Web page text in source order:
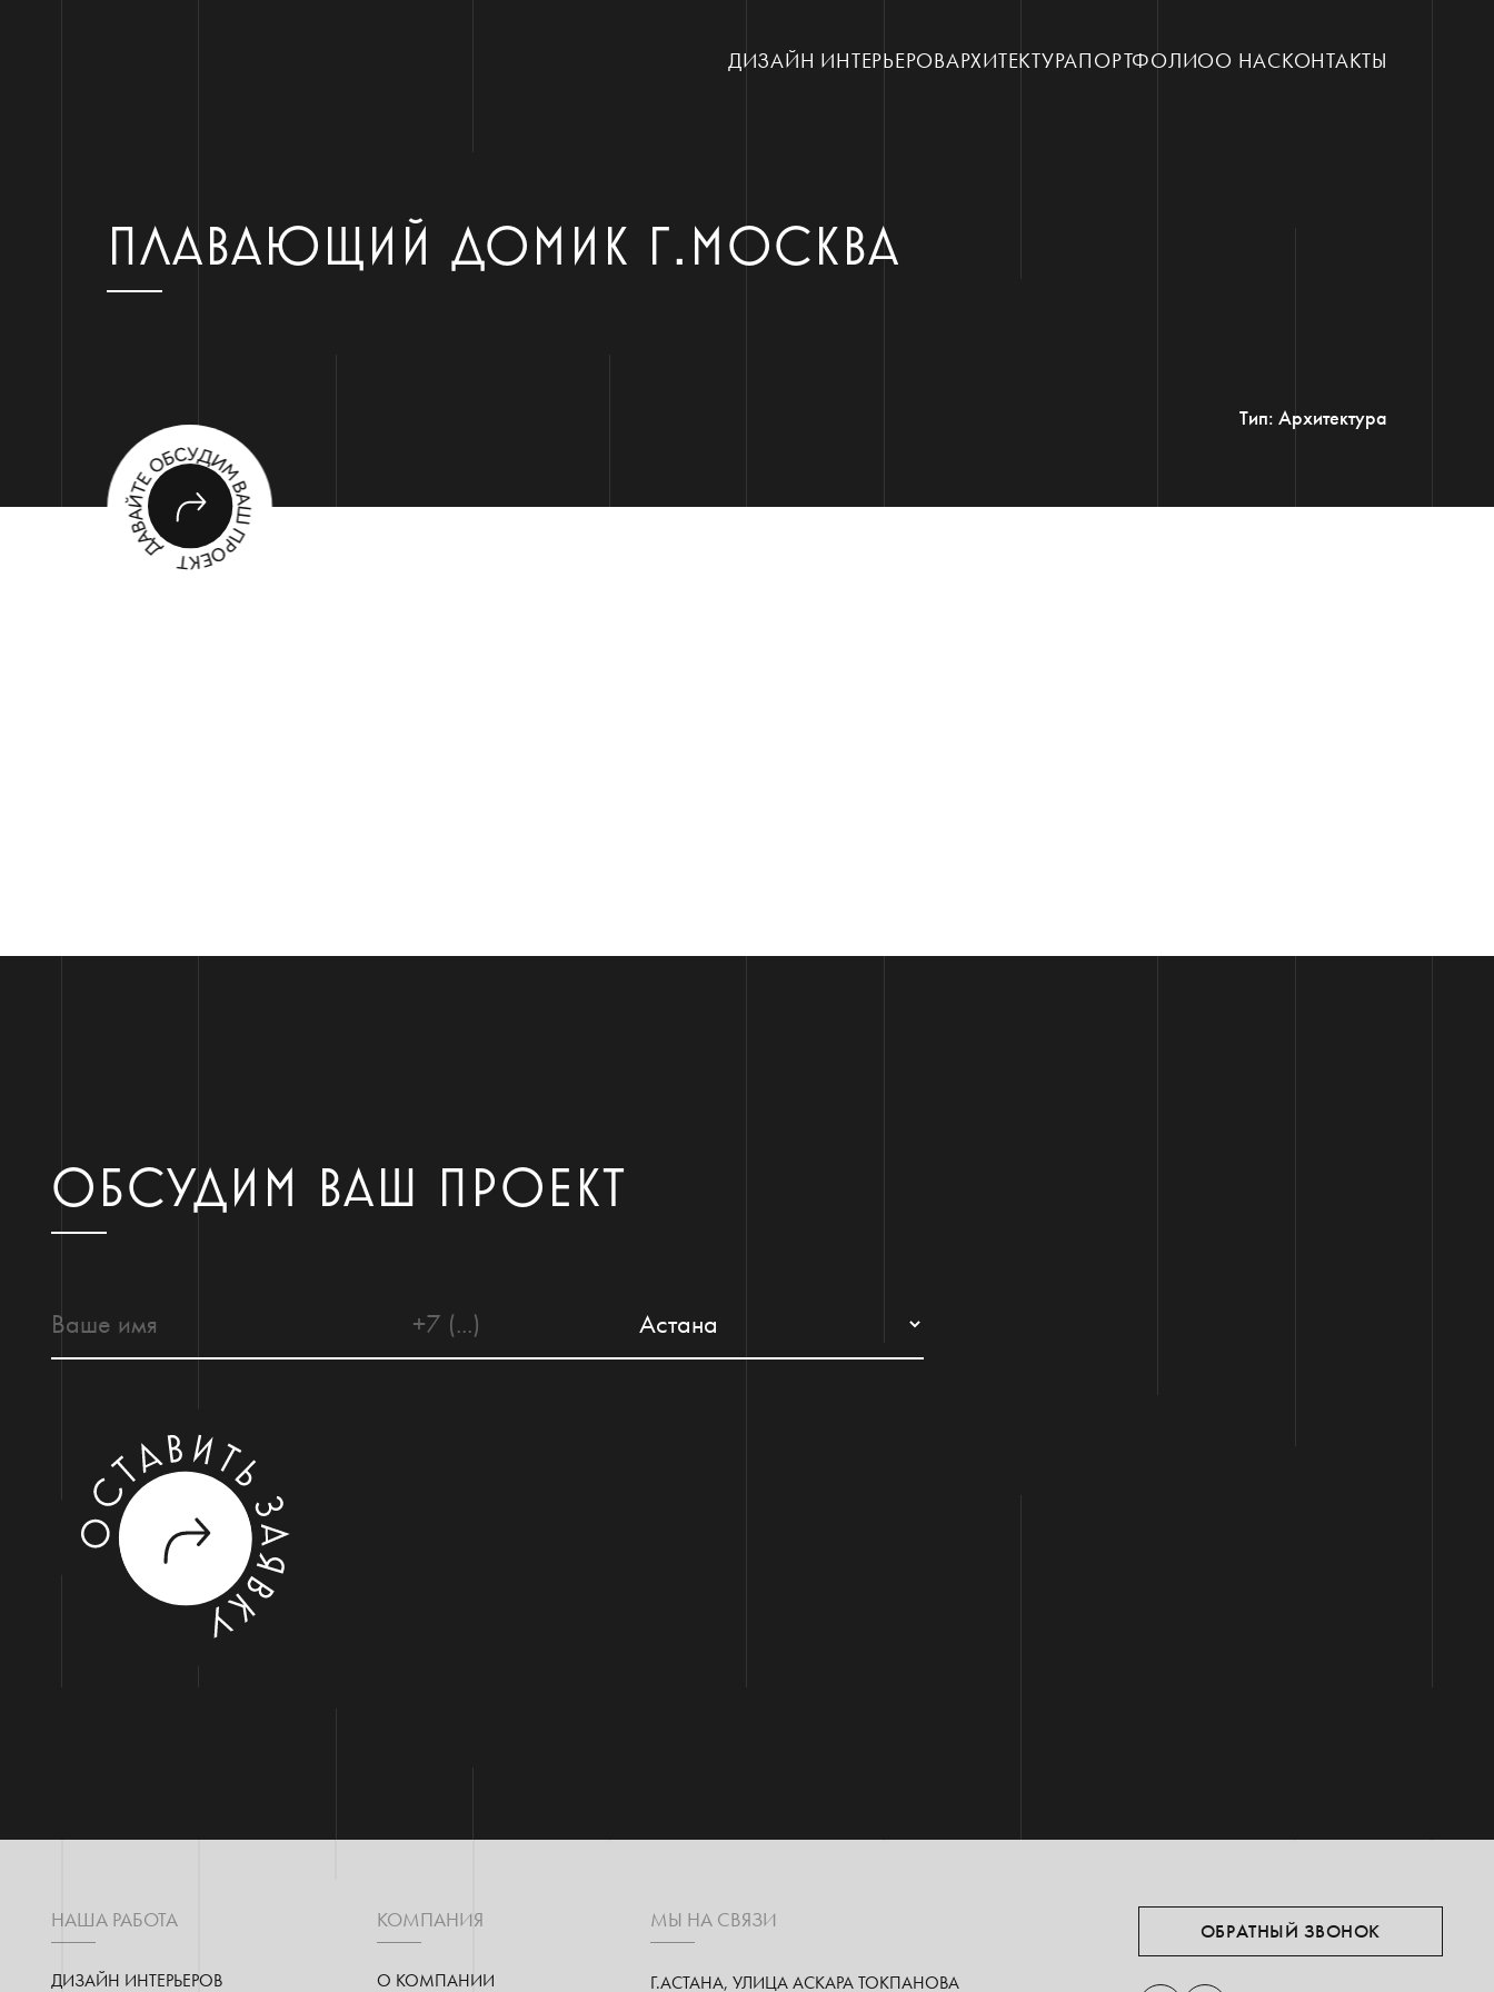
ДИЗАЙН ИНТЕРЬЕРОВАРХИТЕКТУРАПОРТФОЛИОО НАСКОНТАКТЫ
ПЛАВАЮЩИЙ ДОМИК Г.МОСКВА
Тип: Архитектура
ОБСУДИМ ВАШ ПРОЕКТ
НАША РАБОТА
ДИЗАЙН ИНТЕРЬЕРОВ
КОМПАНИЯ
О КОМПАНИИ
МЫ НА СВЯЗИ
Г.АСТАНА, УЛИЦА АСКАРА ТОКПАНОВА
ОБРАТНЫЙ ЗВОНОК